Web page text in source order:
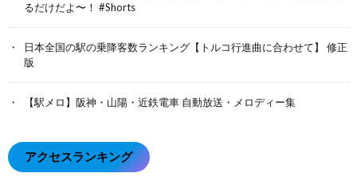
るだけだよ〜！ #Shorts
日本全国の駅の乗降客数ランキング【トルコ行進曲に合わせて】 修正
版
【駅メロ】阪神・山陽・近鉄電車 自動放送・メロディー集
アクセスランキング